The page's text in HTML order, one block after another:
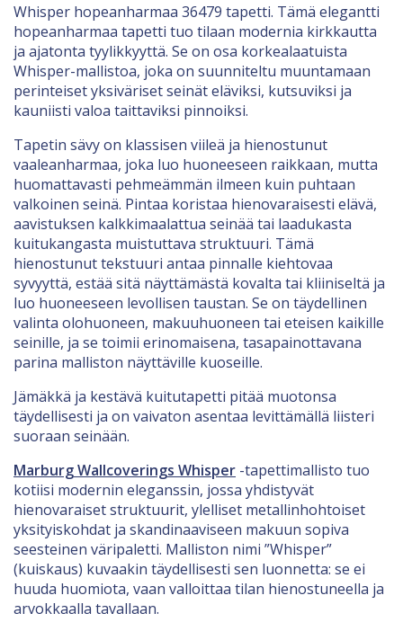
Whisper hopeanharmaa 36479 tapetti. Tämä elegantti
hopeanharmaa tapetti tuo tilaan modernia kirkkautta
ja ajatonta tyylikkyyttä. Se on osa korkealaatuista
Whisper-mallistoa, joka on suunniteltu muuntamaan
perinteiset yksiväriset seinät eläviksi, kutsuviksi ja
kauniisti valoa taittaviksi pinnoiksi.
Tapetin sävy on klassisen viileä ja hienostunut
vaaleanharmaa, joka luo huoneeseen raikkaan, mutta
huomattavasti pehmeämmän ilmeen kuin puhtaan
valkoinen seinä. Pintaa koristaa hienovaraisesti elävä,
aavistuksen kalkkimaalattua seinää tai laadukasta
kuitukangasta muistuttava struktuuri. Tämä
hienostunut tekstuuri antaa pinnalle kiehtovaa
syvyyttä, estää sitä näyttämästä kovalta tai kliiniseltä ja
luo huoneeseen levollisen taustan. Se on täydellinen
valinta olohuoneen, makuuhuoneen tai eteisen kaikille
seinille, ja se toimii erinomaisena, tasapainottavana
parina malliston näyttäville kuoseille.
Jämäkkä ja kestävä kuitutapetti pitää muotonsa
täydellisesti ja on vaivaton asentaa levittämällä liisteri
suoraan seinään.
Marburg Wallcoverings Whisper -tapettimallisto tuo
kotiisi modernin eleganssin, jossa yhdistyvät
hienovaraiset struktuurit, ylelliset metallinhohtoiset
yksityiskohdat ja skandinaaviseen makuun sopiva
seesteinen väripaletti. Malliston nimi ”Whisper”
(kuiskaus) kuvaakin täydellisesti sen luonnetta: se ei
huuda huomiota, vaan valloittaa tilan hienostuneella ja
arvokkaalla tavallaan.